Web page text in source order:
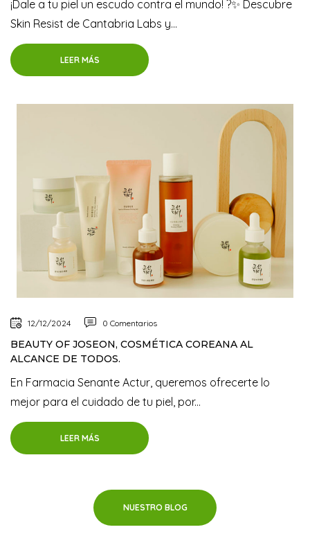
¡Dale a tu piel un escudo contra el mundo! ?✨ Descubre
Skin Resist de Cantabria Labs y...
LEER MÁS
12/12/2024 0 Comentarios
BEAUTY OF JOSEON, COSMÉTICA COREANA AL
ALCANCE DE TODOS.
En Farmacia Senante Actur, queremos ofrecerte lo
mejor para el cuidado de tu piel, por...
LEER MÁS
NUESTRO BLOG